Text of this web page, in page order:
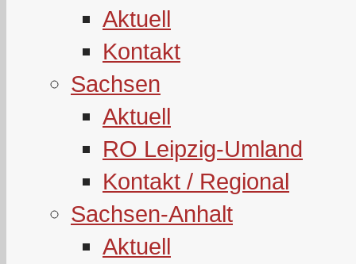
Aktuell
Kontakt
Sachsen
Aktuell
RO Leipzig-Umland
Kontakt / Regional
Sachsen-Anhalt
Aktuell